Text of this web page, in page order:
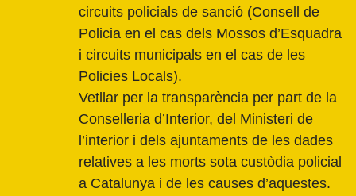
circuits policials de sanció (Consell de
Policia en el cas dels Mossos d’Esquadra
i circuits municipals en el cas de les
Policies Locals).
Vetllar per la transparència per part de la
Conselleria d’Interior, del Ministeri de
l’interior i dels ajuntaments de les dades
relatives a les morts sota custòdia policial
a Catalunya i de les causes d’aquestes.